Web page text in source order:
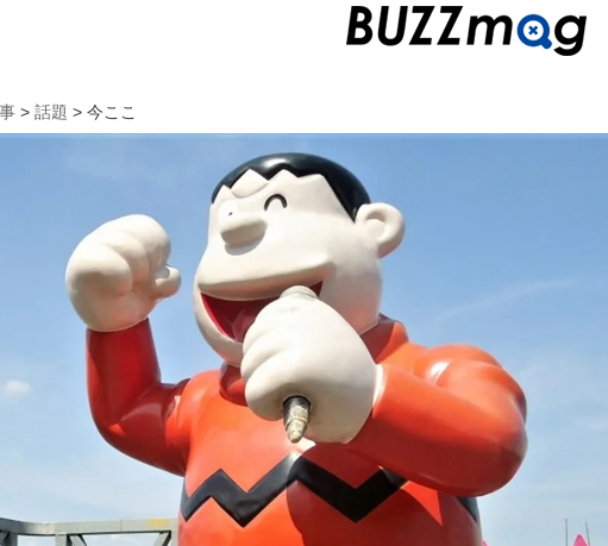
> 話題 > 今ここ